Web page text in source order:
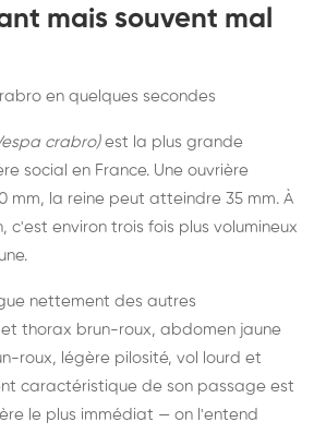
mais souvent mal
en quelques secondes
crabro)est la plus grande
social en France. Une ouvrière
mm, la reine peut atteindre 35 mm. À
environ trois fois plus volumineux
nettement des autres
thorax brun-roux, abdomen jaune
roux, légère pilosité, vol lourd et
caractéristique de son passage est
le plus immédiat — on l'entend